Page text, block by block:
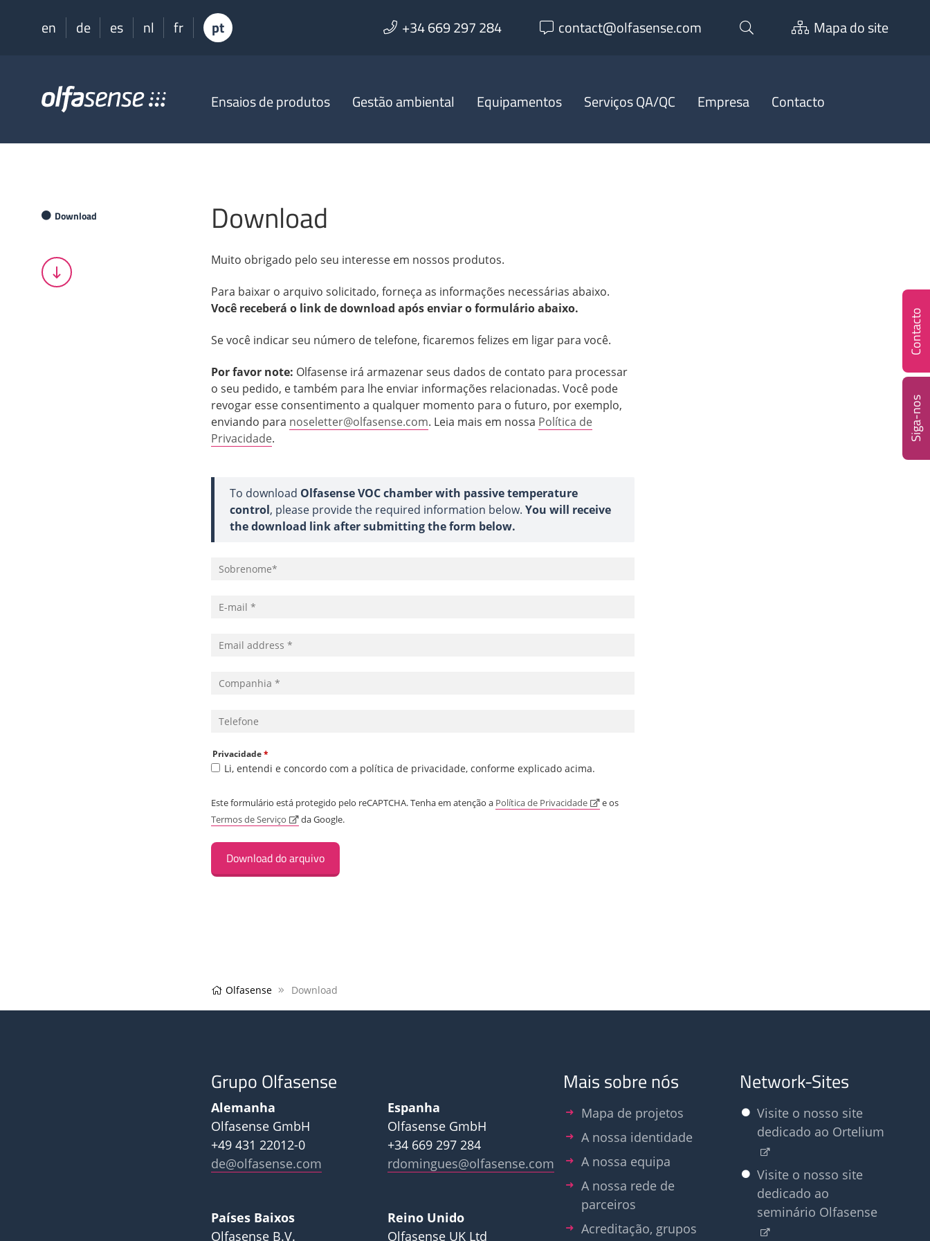
en de es nl fr pt +34 669 297 284 contact@olfasense.com Mapa do site
OlfasenseEnsaios de produtos Gestão ambiental Equipamentos Serviços QA/QC Empresa Contacto
Download Download
Muito obrigado pelo seu interesse em nossos produtos.
Para baixar o arquivo solicitado, forneça as informações necessárias abaixo.
Você receberá o link de download após enviar o formulário abaixo.
Se você indicar seu número de telefone, ficaremos felizes em ligar para você.
Por favor note: Olfasense irá armazenar seus dados de contato para processar
o seu pedido, e também para lhe enviar informações relacionadas. Você pode
revogar esse consentimento a qualquer momento para o futuro, por exemplo,
enviando para noseletter@olfasense.com. Leia mais em nossa Política de
Privacidade.
To download Olfasense VOC chamber with passive temperature
control, please provide the required information below. You will receive
the download link after submitting the form below.
Privacidade*
Li, entendi e concordo com a política de privacidade, conforme explicado acima.
Este formulário está protegido pelo reCAPTCHA. Tenha em atenção a Política de Privacidade
e os
Termos de Serviço
da Google.
Olfasense Download
Grupo Olfasense
Alemanha
Olfasense GmbH
+49 431 22012-0
de@olfasense.com
Espanha
Olfasense GmbH
+34 669 297 284
rdomingues@olfasense.com
Países Baixos
Olfasense B.V.
Reino Unido
Olfasense UK Ltd
Mais sobre nós
Mapa de projetos
A nossa identidade
A nossa equipa
A nossa rede de
parceiros
Acreditação, grupos
Network-Sites
Visite o nosso site
dedicado ao Ortelium
Visite o nosso site
dedicado ao
seminário Olfasense
Contacto
Siga-nos